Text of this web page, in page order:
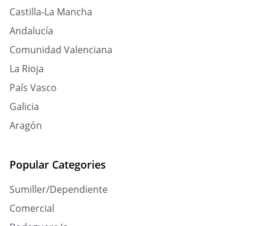
Castilla-La Mancha
Andalucía
Comunidad Valenciana
La Rioja
País Vasco
Galicia
Aragón
Popular Categories
Sumiller/Dependiente
Comercial